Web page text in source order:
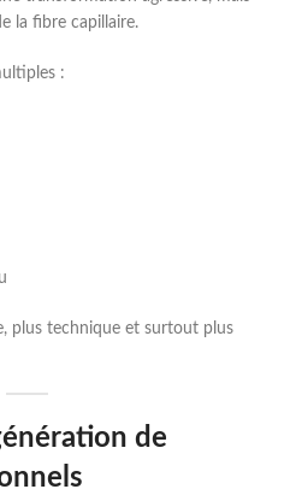
la fibre capillaire.
:
plus technique et surtout plus
de